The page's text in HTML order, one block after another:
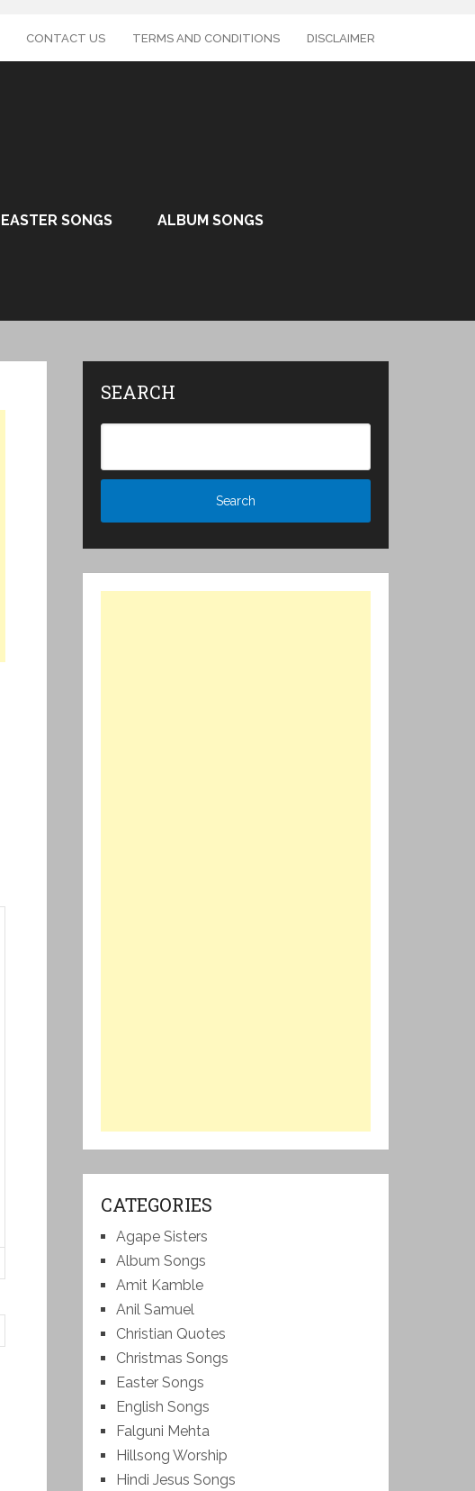
CONTACT US TERMS AND CONDITIONS DISCLAIMER
EASTER SONGS ALBUM SONGS
SEARCH
CATEGORIES
Agape Sisters
Album Songs
Amit Kamble
Anil Samuel
Christian Quotes
Christmas Songs
Easter Songs
English Songs
Falguni Mehta
Hillsong Worship
Hindi Jesus Songs